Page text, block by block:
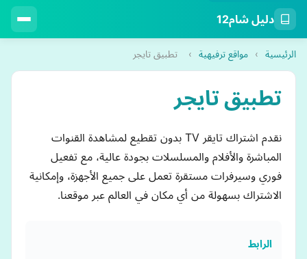
دليل شام12
الرئيسية › مواقع ترفيهية › تطبيق تايجر
تطبيق تايجر
نقدم اشتراك تايقر TV بدون تقطيع لمشاهدة القنوات
المباشرة والأفلام والمسلسلات بجودة عالية، مع تفعيل
فوري وسيرفرات مستقرة تعمل على جميع الأجهزة، وإمكانية
الاشتراك بسهولة من أي مكان في العالم عبر موقعنا.
الرابط